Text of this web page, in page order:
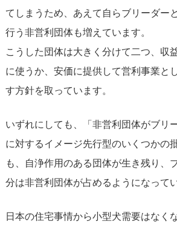
てしまうため、あえて自らブリーダー
行う非営利団体も増えています。
こうした団体は大きく分けて二つ、収
に使うか、安価に提供して営利事業と
す方針を取っています。
いずれにしても、「非営利団体がブリ
に対するイメージ先行型のいくつかの
も、自浄作用のある団体が生き残り、
分は非営利団体が占めるようになって
日本の住宅事情から小型犬需要はなく